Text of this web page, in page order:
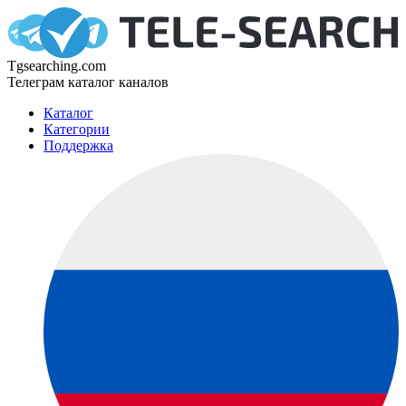
Tgsearching.com
Телеграм каталог каналов
Каталог
Категории
Поддержка